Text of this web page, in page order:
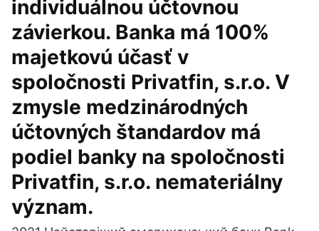
individuálnou účtovnou
závierkou. Banka má 100%
majetkovú účasť v
spoločnosti Privatfin, s.r.o. V
zmysle medzinárodných
účtovných štandardov má
podiel banky na spoločnosti
Privatfin, s.r.o. nemateriálny
význam.